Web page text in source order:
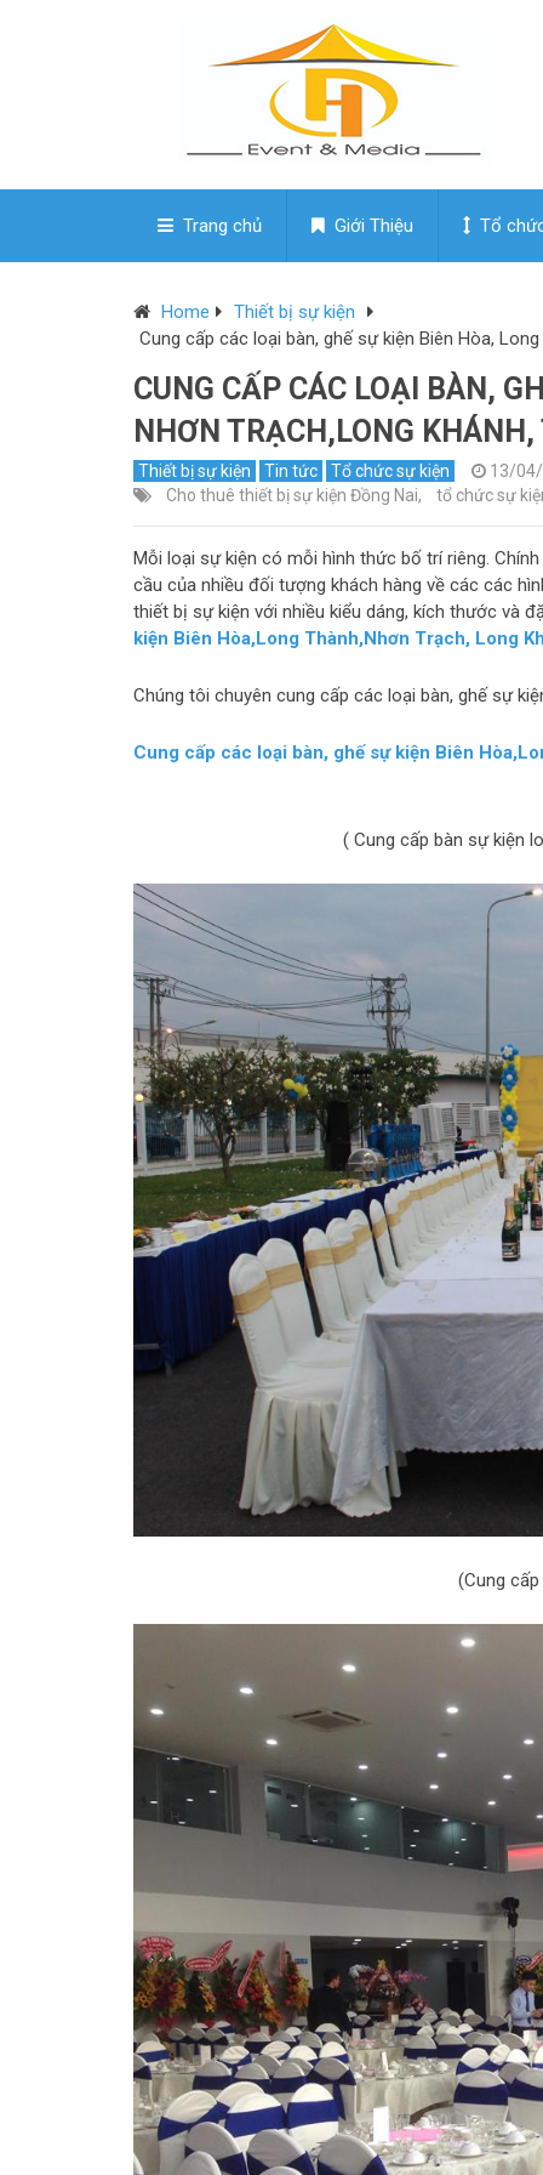
Trang chủ Giới Thiệu Tổ
Home
Thiết bị sự kiện
Cung cấp các loại bàn, ghế sự kiện Biên Hòa,
CUNG CẤP CÁC LOẠI BÀN,
NHƠN TRẠCH,LONG
Thiết bị sự kiện Tin tức Tổ chức sự kiện
13/
Cho thuê thiết bị sự kiện Đồng Nai, tổ chức sự
Mỗi loại sự kiện có mỗi hình thức bố trí riêng.
cầu của nhiều đối tượng khách hàng về các các
thiết bị sự kiện với nhiều kiểu dáng, kích thước và
kiện Biên Hòa,Long Thành,Nhơn Trạch, Long
Chúng tôi chuyên cung cấp các loại bàn, ghế sự
Cung cấp các loại bàn, ghế sự kiện Biên
( Cung cấp bàn sự kiện
(Cung